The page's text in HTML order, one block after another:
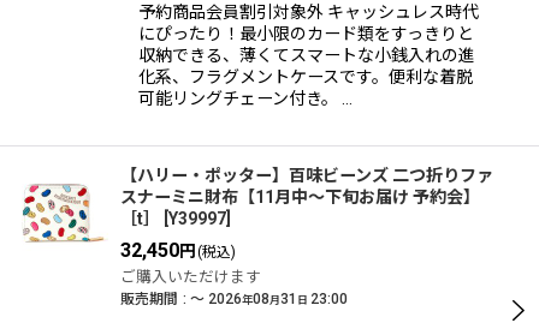
予約商品会員割引対象外 キャッシュレス時代
にぴったり！最小限のカード類をすっきりと
収納できる、薄くてスマートな小銭入れの進
化系、フラグメントケースです。便利な着脱
可能リングチェーン付き。 …
【ハリー・ポッター】百味ビーンズ 二つ折りファ
スナーミニ財布【11月中〜下旬お届け 予約会】
［t］
Y39997
32,450円 (税込)
ご購入いただけます
販売期間 : ～ 2026年08月31 日 23:00